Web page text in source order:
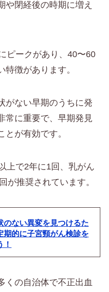
や閉経後の時期に増え
ピークがあり、40〜60
徴があります。
がない早期のうちに発
常に重要で、早期発見
が有効です。
上で2年に1回、乳がん
が推奨されています。
のない異変を見つけるた
期的に子宮頸がん検診を
！
くの自治体で不正出血